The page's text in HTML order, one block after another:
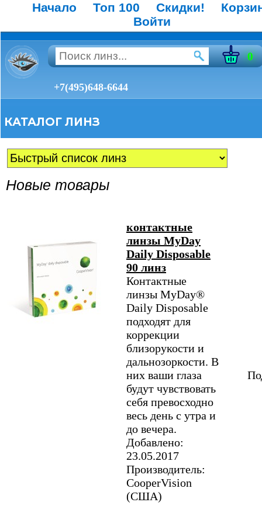
Начало Топ 100 Скидки!
Войти
0
+7(495)648-6644
КАТАЛОГ ЛИНЗ
Новые товары
контактные
линзы MyDay
Daily Disposable
90 линз
Контактные
линзы MyDay®
Daily Disposable
подходят для
коррекции
близорукости и
дальнозоркости. В
них ваши глаза
будут чувствовать
себя превосходно
весь день с утра и
до вечера.
Добавлено:
23.05.2017
Производитель:
CooperVision
(США)